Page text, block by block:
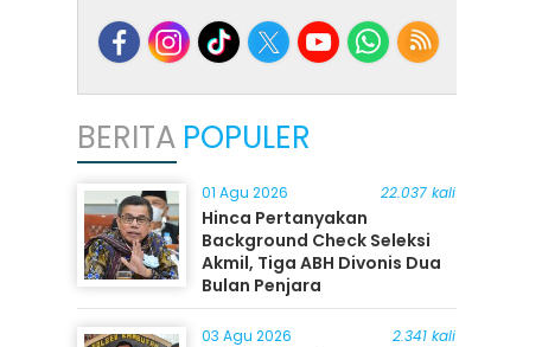
BERITA POPULER
01 Agu 2026 22.037 kali
Hinca Pertanyakan
Background Check Seleksi
Akmil, Tiga ABH Divonis Dua
Bulan Penjara
03 Agu 2026 2.341 kali